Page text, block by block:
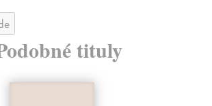
tituly